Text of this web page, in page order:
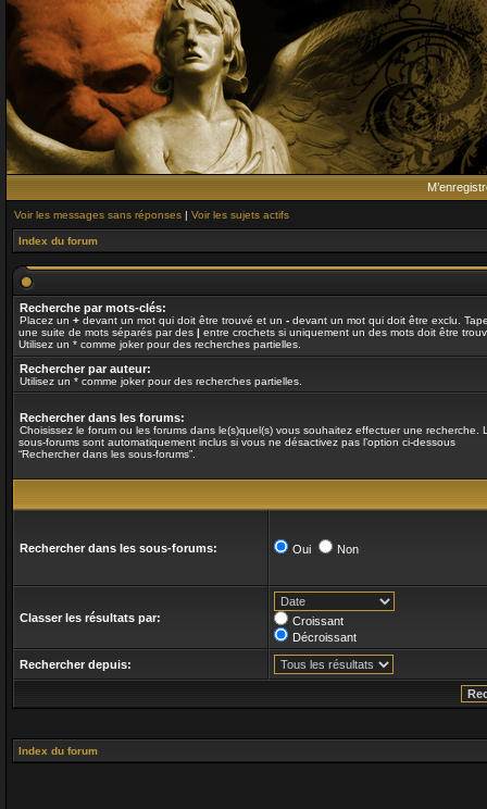
Voir les messages sans réponses | Voir les sujets actifs
Index du forum
Recherche par mots-clés:
Placez un + devant un mot qui doit être trouvé et un - devant un mot qui doit être exclu.
une suite de mots séparés par des | entre crochets si uniquement un des mots doit être
Utilisez un * comme joker pour des recherches partielles.
Rechercher par auteur:
Utilisez un * comme joker pour des recherches partielles.
Rechercher dans les forums:
Choisissez le forum ou les forums dans le(s)quel(s) vous souhaitez effectuer une recherche.
sous-forums sont automatiquement inclus si vous ne désactivez pas l’option ci-dessous
“Rechercher dans les sous-forums”.
Rechercher dans les sous-forums: Oui Non
Classer les résultats par:
Croissant
Décroissant
Rechercher depuis:
Index du forum